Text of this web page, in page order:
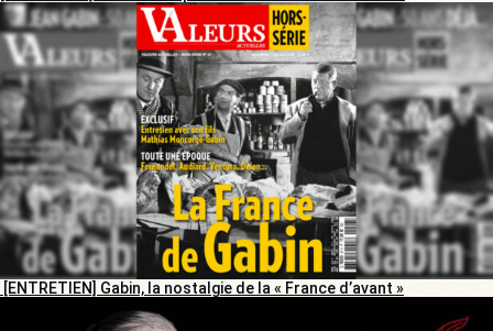
[ENTRETIEN] Gabin, la nostalgie de la « France d’avant »